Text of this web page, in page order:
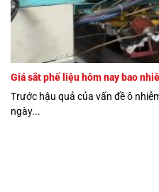
Giá sắt phế liệu hôm nay bao
Trước hậu quả của vấn đề ô
ngày...